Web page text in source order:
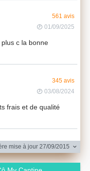
561 avis
01/09/2025
c la bonne
345 avis
03/08/2024
frais et de qualité
mise à jour 27/09/2015